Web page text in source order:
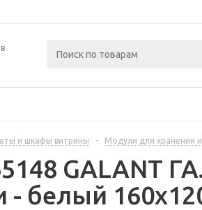
и шкафы витрины - Модули для хранения
GALANT
- белый